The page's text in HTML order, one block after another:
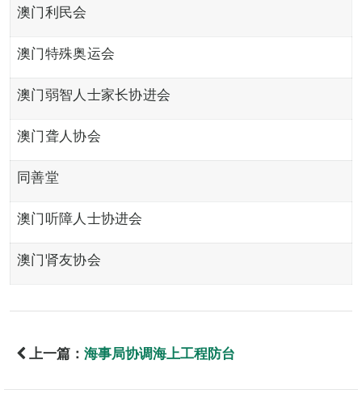
澳门利民会
澳门特殊奥运会
澳门弱智人士家长协进会
澳门聋人协会
同善堂
澳门听障人士协进会
澳门肾友协会
上一篇： 海事局协调海上工程防台